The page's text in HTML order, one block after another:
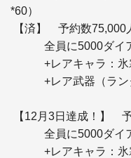
*60）
全員に5000ダイ
+レアキャラ：氷霜
+レア武器（ラン
全員に5000ダイ
+レアキャラ：氷霜